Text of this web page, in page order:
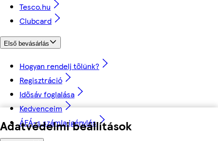
Adatvédelmi beállítások
Tesco.hu
Clubcard
Első bevásárlás
Hogyan rendelj tőlünk?
Regisztráció
Idősáv foglalása
Kedvenceim
ÁFÁ-s számla igénylés